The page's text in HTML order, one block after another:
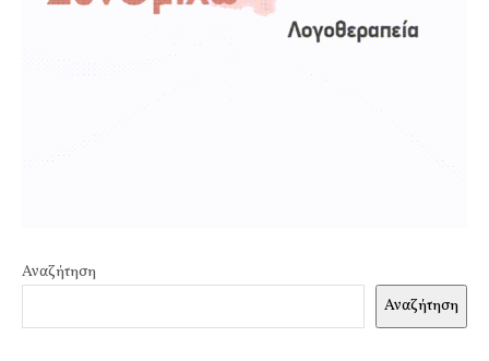
Αναζήτηση
Αναζήτηση